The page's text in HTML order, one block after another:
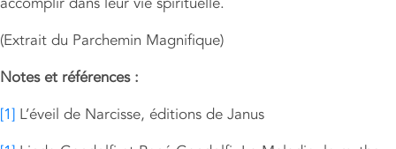
(Extrait du Parchemin Magnifique)
Notes et références :
[1] L’éveil de Narcisse, éditions de Janus